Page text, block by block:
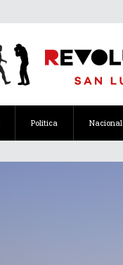
Política Nacional